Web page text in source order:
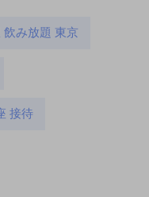
飲み放題 東京
接待